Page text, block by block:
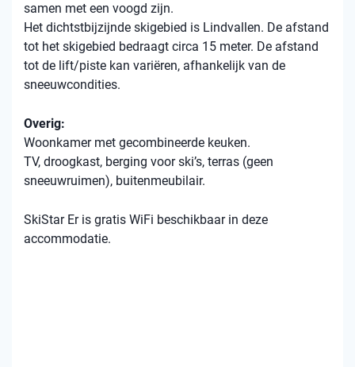
samen met een voogd zijn.
Het dichtstbijzijnde skigebied is Lindvallen. De afstand
tot het skigebied bedraagt ​​circa 15 meter. De afstand
tot de lift/piste kan variëren, afhankelijk van de
sneeuwcondities.
Overig:
Woonkamer met gecombineerde keuken.
TV, droogkast, berging voor ski’s, terras (geen
sneeuwruimen), buitenmeubilair.
SkiStar Er is gratis WiFi beschikbaar in deze
accommodatie.